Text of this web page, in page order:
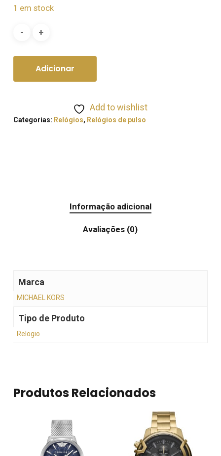
1 em stock
Adicionar
Add to wishlist
Categorias: Relógios, Relógios de pulso
Informação adicional
Avaliações (0)
Marca
MICHAEL KORS
Tipo de Produto
Relogio
Produtos Relacionados